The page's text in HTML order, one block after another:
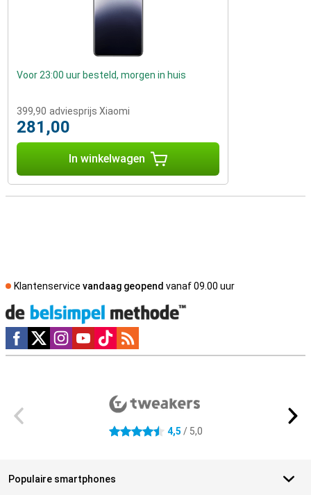
Voor 23:00 uur besteld, morgen in huis
399,90 adviesprijs Xiaomi
281,00
In winkelwagen
Klantenservice vandaag geopend vanaf 09.00 uur
Social media
4.5 sterren 4,5 / 5,0
Populaire smartphones